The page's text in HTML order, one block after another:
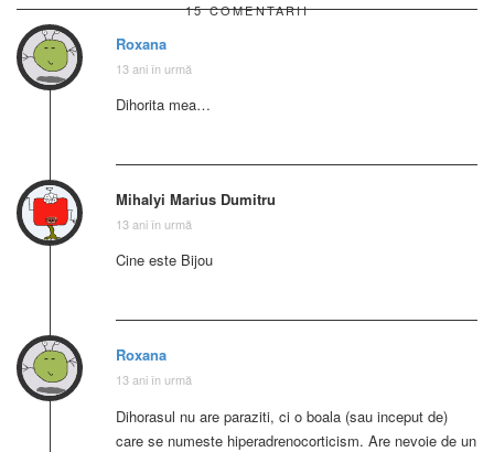
15 COMENTARII
Roxana
13 ani în urmă
Dihorita mea…
Mihalyi Marius Dumitru
13 ani în urmă
Cine este Bijou
Roxana
13 ani în urmă
Dihorasul nu are paraziti, ci o boala (sau inceput de)
care se numeste hiperadrenocorticism. Are nevoie de un